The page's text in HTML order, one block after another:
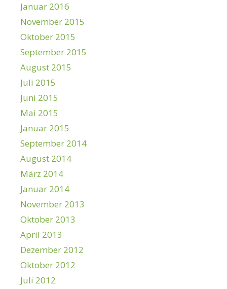
Januar 2016
November 2015
Oktober 2015
September 2015
August 2015
Juli 2015
Juni 2015
Mai 2015
Januar 2015
September 2014
August 2014
März 2014
Januar 2014
November 2013
Oktober 2013
April 2013
Dezember 2012
Oktober 2012
Juli 2012